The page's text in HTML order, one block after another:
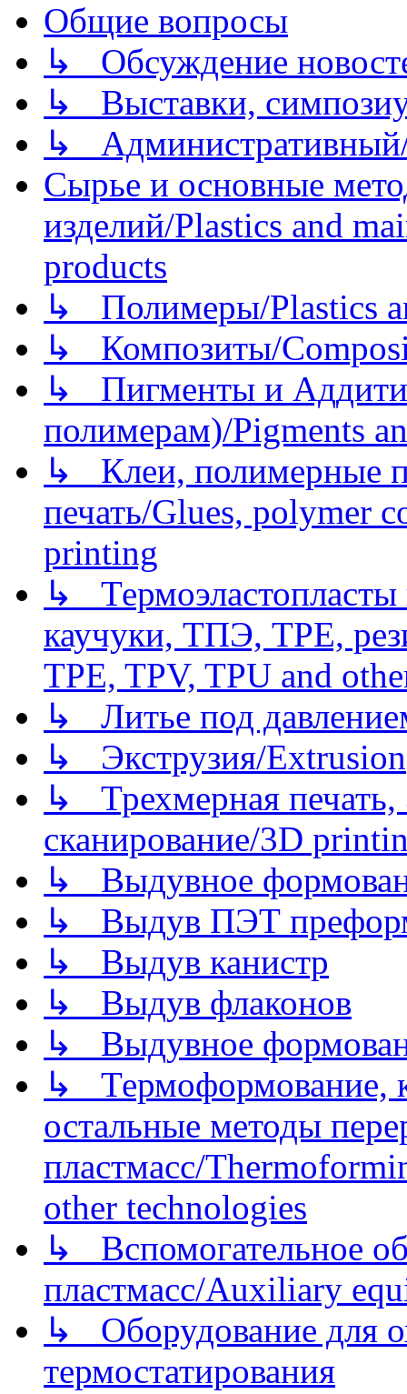
Общие вопросы
↳ Обсуждение
↳ Выставки,
↳
Сырье и основные
изделий/Plastics and
products
↳ Полимеры/Plastics
↳ Композиты/
↳ Пигменты и
полимерам)/Pigments
↳ Клеи, полимерные
печать/Glues, polymer
printing
↳
каучуки, ТПЭ, TPE,
TPE, TPV, TPU and
↳ Литье под
↳ Экструзия/Extrusion
↳ Трехмерная
сканирование/3D
↳ Выдувное
↳ Выдув ПЭТ
↳ Выдув канистр
↳ Выдув флаконов
↳ Выдувное
↳ Термоформование,
остальные методы
пластмасс/
other technologies
↳ Вспомогательное
пластмасс/Auxiliary
↳ Оборудование для
термостатирования